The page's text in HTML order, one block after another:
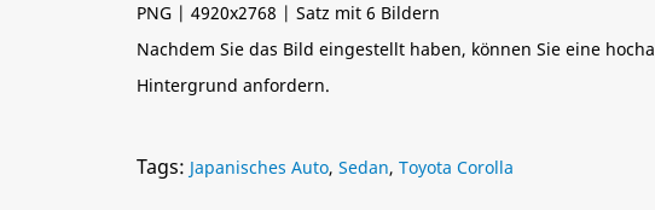
PNG | 4920x2768 | Satz mit 6 Bildern
Nachdem Sie das Bild eingestellt haben, können Sie eine
Hintergrund anfordern.
Tags: Japanisches Auto, Sedan, Toyota Corolla